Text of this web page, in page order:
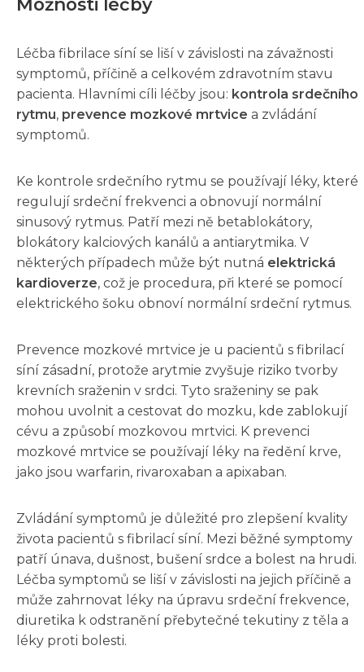
Léčba fibrilace síní se liší v závislosti na závažnosti
symptomů, příčině a celkovém zdravotním stavu
pacienta. Hlavními cíli léčby jsou: kontrola srdečního
rytmu, prevence mozkové mrtvice a zvládání
symptomů.
Ke kontrole srdečního rytmu se používají léky, které
regulují srdeční frekvenci a obnovují normální
sinusový rytmus. Patří mezi ně betablokátory,
blokátory kalciových kanálů a antiarytmika. V
některých případech může být nutná elektrická
kardioverze, což je procedura, při které se pomocí
elektrického šoku obnoví normální srdeční rytmus.
Prevence mozkové mrtvice je u pacientů s fibrilací
síní zásadní, protože arytmie zvyšuje riziko tvorby
krevních sraženin v srdci. Tyto sraženiny se pak
mohou uvolnit a cestovat do mozku, kde zablokují
cévu a způsobí mozkovou mrtvici. K prevenci
mozkové mrtvice se používají léky na ředění krve,
jako jsou warfarin, rivaroxaban a apixaban.
Zvládání symptomů je důležité pro zlepšení kvality
života pacientů s fibrilací síní. Mezi běžné symptomy
patří únava, dušnost, bušení srdce a bolest na hrudi.
Léčba symptomů se liší v závislosti na jejich příčině a
může zahrnovat léky na úpravu srdeční frekvence,
diuretika k odstranění přebytečné tekutiny z těla a
léky proti bolesti.